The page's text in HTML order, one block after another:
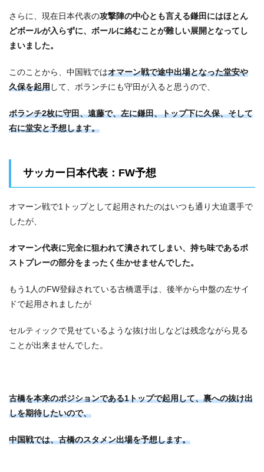
さらに、現在日本代表の攻撃陣の中心とも言える鎌田にはほとん
どボールが入らずに、ボールに絡むことが難しい展開となってし
まいました。
このことから、中国戦ではオマーン戦で途中出場となった堂安や
久保を起用して、ボランチにも守田が入ると思うので、
ボランチ2枚に守田、遠藤で、左に鎌田、トップ下に久保、そして
右に堂安と予想します。
サッカー日本代表：FW予想
オマーン戦で1トップとして起用されたのはいつも通り大迫選手で
したが、
オマーン代表に完全に狙われて潰されてしまい、持ち味であるポ
ストプレーの部分をまったく生かせませんでした。
もう1人のFW登録されている古橋選手は、後半から中盤の左サイ
ドで起用されましたが
セルティックで見せているような抜け出しなどは残念ながら見る
ことが出来ませんでした。
古橋を本来のポジションである1トップで起用して、裏への抜け出
しを期待したいので、
中国戦では、古橋のスタメン出場を予想します。